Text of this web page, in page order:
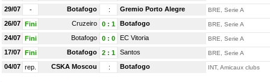
29/07 - Botafogo : Gremio Porto Alegre BRE, Serie A
26/07 Fini Cruzeiro 0 : 1 Botafogo BRE, Serie A
24/07 Fini Botafogo 0 : 0 EC Vitoria BRE, Serie A
17/07 Fini Botafogo 2 : 1 Santos BRE, Serie A
04/07 rep. CSKA Moscou : Botafogo INT, Amicaux clubs